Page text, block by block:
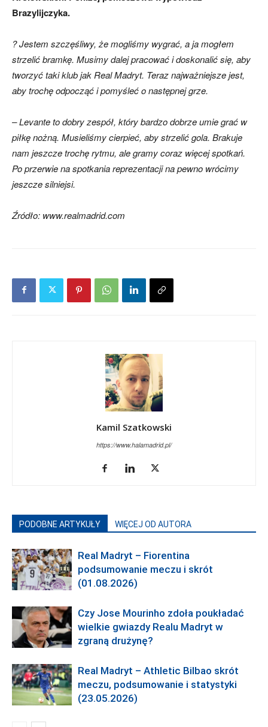
Brazylijczyka.
? Jestem szczęśliwy, że mogliśmy wygrać, a ja mogłem
strzelić bramkę. Musimy dalej pracować i doskonalić się, aby
tworzyć taki klub jak Real Madryt. Teraz najważniejsze jest,
aby trochę odpocząć i pomyśleć o następnej grze.
– Levante to dobry zespół, który bardzo dobrze umie grać w
piłkę nożną. Musieliśmy cierpieć, aby strzelić gola. Brakuje
nam jeszcze trochę rytmu, ale gramy coraz więcej spotkań.
Po przerwie na spotkania reprezentacji na pewno wrócimy
jeszcze silniejsi.
Źródło: www.realmadrid.com
Kamil Szatkowski
https://www.halamadrid.pl/
PODOBNE ARTYKUŁY WIĘCEJ OD AUTORA
Real Madryt – Fiorentina
podsumowanie meczu i skrót
(01.08.2026)
Czy Jose Mourinho zdoła poukładać
wielkie gwiazdy Realu Madryt w
zgraną drużynę?
Real Madryt – Athletic Bilbao skrót
meczu, podsumowanie i statystyki
(23.05.2026)